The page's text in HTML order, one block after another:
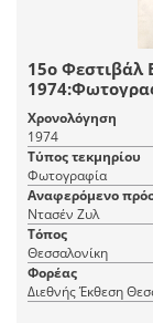
15ο Φεστιβάλ
Χρονολόγηση
1974
Τύπος τεκμηρίου
Φωτογραφία
Αναφερόμενο
Ντασέν Ζυλ
Τόπος
Θεσσαλονίκη
Φορέας
Διεθνής Έκθεση